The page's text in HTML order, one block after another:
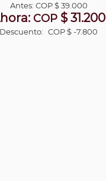
Antes: COP$ 39.000
COP $ 31.200
Descuento: COP $ -7.800